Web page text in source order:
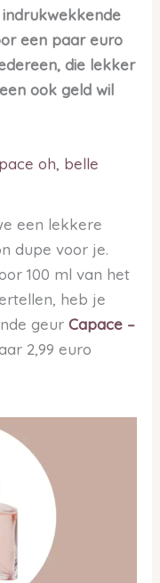
een paar euro
die lekker
ook geld wil
oh, belle
een lekkere
dupe voor je.
100 ml van het
heb je
geurCapace –
2,99 euro